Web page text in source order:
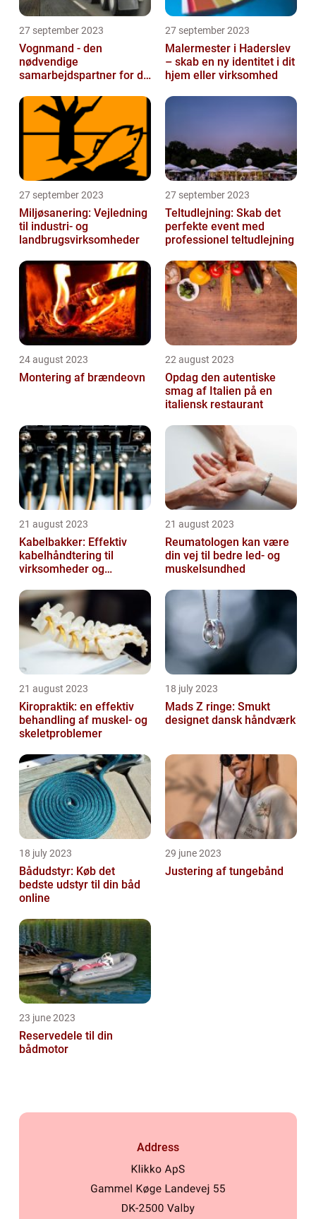
27 september 2023
Vognmand - den
nødvendige
samarbejdspartner for dit
27 september 2023
Malermester i Haderslev
– skab en ny identitet i dit
hjem eller virksomhed
27 september 2023
Miljøsanering: Vejledning
til industri- og
landbrugsvirksomheder
27 september 2023
Teltudlejning: Skab det
perfekte event med
professionel teltudlejning
24 august 2023
Montering af brændeovn
22 august 2023
Opdag den autentiske
smag af Italien på en
italiensk restaurant
21 august 2023
Kabelbakker: Effektiv
kabelhåndtering til
virksomheder og
21 august 2023
Reumatologen kan være
din vej til bedre led- og
muskelsundhed
21 august 2023
Kiropraktik: en effektiv
behandling af muskel- og
skeletproblemer
18 july 2023
Mads Z ringe: Smukt
designet dansk håndværk
18 july 2023
Bådudstyr: Køb det
bedste udstyr til din båd
online
29 june 2023
Justering af tungebånd
23 june 2023
Reservedele til din
bådmotor
Address